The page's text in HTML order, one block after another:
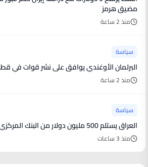
مضيق هرمز
منذ 2 ساعة
سياسة
البرلمان الأوغندي يوافق على نشر قوات في
منذ 2 ساعة
سياسة
العراق يستلم 500 مليون دولار من البنك المركزي الأميركي
منذ 3 ساعات